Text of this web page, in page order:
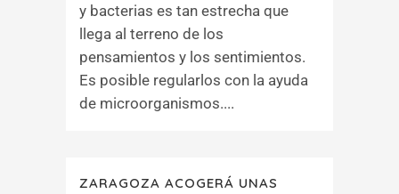
y bacterias es tan estrecha que
llega al terreno de los
pensamientos y los sentimientos.
Es posible regularlos con la ayuda
de microorganismos....
ZARAGOZA ACOGERÁ UNAS